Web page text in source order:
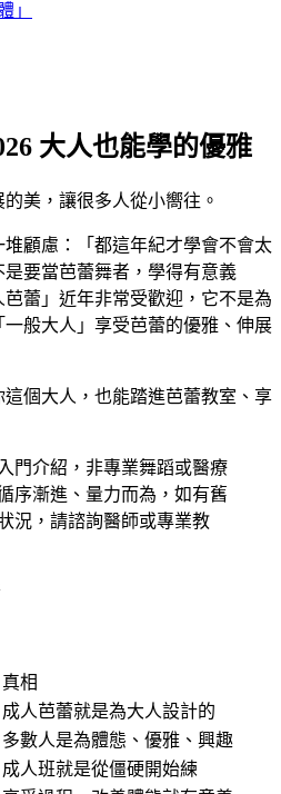
」
大人也能學的優雅
美，讓很多人從小嚮往。
顧慮：「都這年紀才學會不會太
要當芭蕾舞者，學得有意義
蕾」近年非常受歡迎，它不是為
般大人」享受芭蕾的優雅、伸展
個大人，也能踏進芭蕾教室、享
門介紹，非專業舞蹈或醫療
序漸進、量力而為，如有舊
況，請諮詢醫師或專業教
真相
成人芭蕾就是為大人設計的
多數人是為體態、優雅、興趣
成人班就是從僵硬開始練